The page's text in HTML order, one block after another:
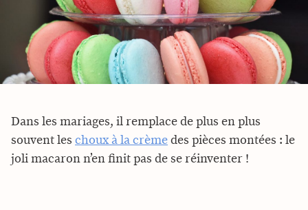
Dans les mariages, il remplace de plus en plus
souvent les choux à la crème des pièces montées : le
joli macaron n’en finit pas de se réinventer !